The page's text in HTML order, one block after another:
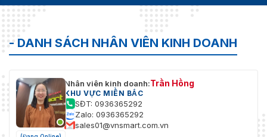
- DANH SÁCH NHÂN VIÊN KINH DOANH
Nhân viên kinh doanh:Trần Hồng
KHU VỰC MIỀN BẮC
SĐT: 0936365292
Zalo: 0936365292
sales01@vnsmart.com.vn